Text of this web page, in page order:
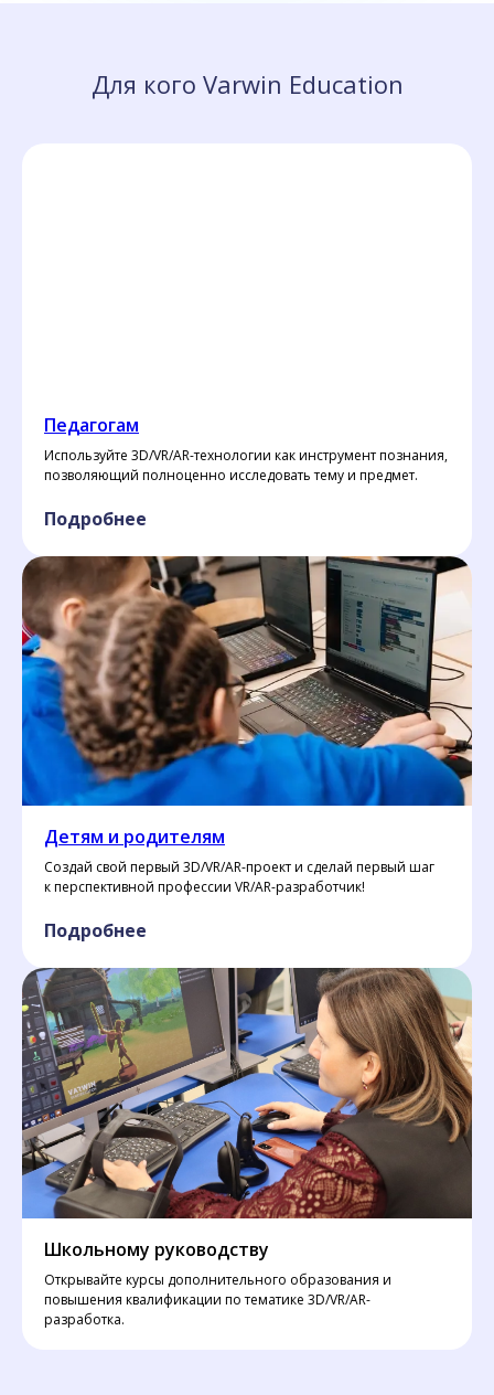
Для кого Varwin Education
Педагогам
Используйте 3D/VR/AR-технологии как инструмент познания,
позволяющий полноценно исследовать тему и предмет.
Подробнее
Детям и родителям
Создай свой первый 3D/VR/AR-проект и сделай первый шаг
к перспективной профессии VR/AR-разработчик!
Подробнее
Школьному руководству
Открывайте курсы дополнительного образования и
повышения квалификации по тематике 3D/VR/AR-
разработка.